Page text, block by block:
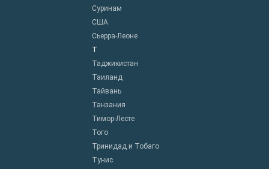
Суринам
США
Сьерра-Леоне
Т
Таджикистан
Таиланд
Тайвань
Танзания
Тимор-Лесте
Того
Тринидад и Тобаго
Тунис